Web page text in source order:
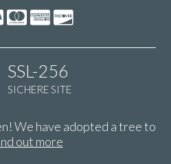
SSL-256
SICHERE SITE
We have adopted a tree to
out more